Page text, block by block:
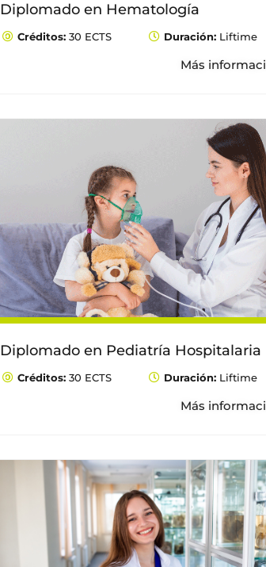
Diplomado en Hematología
Créditos:30 ECTS Duración: Liftime
Más
Diplomado en Pediatría Hospitalaria
Créditos:30 ECTS Duración: Liftime
Más